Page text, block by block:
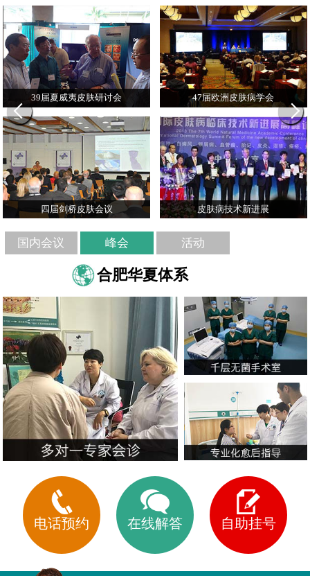
39届夏威夷皮肤研讨会 47届欧洲皮肤病学会
四届剑桥皮肤会议 皮肤病技术新进展
国内会议 峰会 活动
合肥华夏体系
电话预约 在线解答 自助挂号